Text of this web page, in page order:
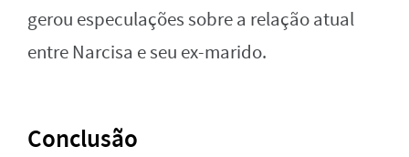
gerou especulações sobre a relação atual
entre Narcisa e seu ex-marido.
Conclusão